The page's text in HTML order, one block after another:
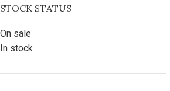
STOCK STATUS
On sale
In stock